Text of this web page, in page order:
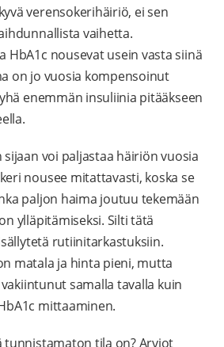
verensokerihäiriö, ei sen
vaihetta.
HbA1c nousevat usein vasta siinä
on jo vuosia kompensoinut
enemmän insuliinia pitääkseen
sijaan voi paljastaa häiriön vuosia
nousee mitattavasti, koska se
paljon haima joutuu tekemään
ylläpitämiseksi. Silti tätä
rutiinitarkastuksiin.
matala ja hinta pieni, mutta
samalla tavalla kuin
mittaaminen.
tunnistamaton tila on? Arviot